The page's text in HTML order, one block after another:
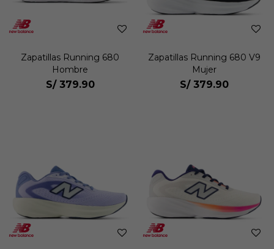
Zapatillas Running 680
Hombre
S/ 379.90
Zapatillas Running 680 V9
Mujer
S/ 379.90